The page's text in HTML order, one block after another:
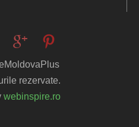
rezervate.
webinspire.ro